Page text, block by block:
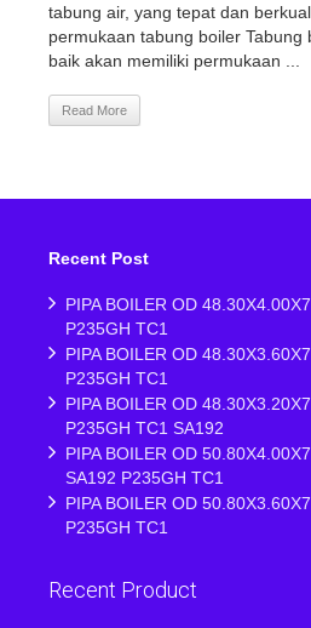
tabung air, yang tepat dan
permukaan tabung boiler Tabung
baik akan memiliki permukaan ...
Read More
Recent Post
PIPA BOILER OD
P235GH TC1
PIPA BOILER OD
P235GH TC1
PIPA BOILER OD
P235GH TC1 SA192
PIPA BOILER OD
SA192 P235GH TC1
PIPA BOILER OD
P235GH TC1
Recent Product